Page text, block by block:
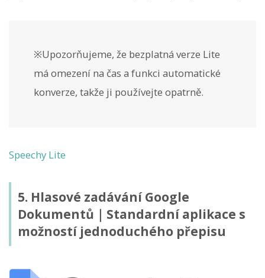
※Upozorňujeme, že bezplatná verze Lite
má omezení na čas a funkci automatické
konverze, takže ji používejte opatrně.
Speechy Lite
5. Hlasové zadávání Google
Dokumentů｜Standardní aplikace s
možností jednoduchého přepisu